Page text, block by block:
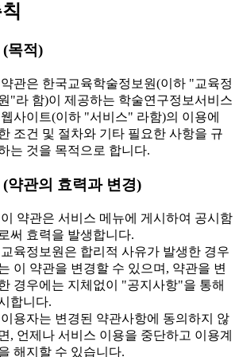
목적)
관은 한국교육학술정보원(이하 "교육정
"라 함)이 제공하는 학술연구정보서비스
사이트(이하 "서비스" 라함)의 이용에
조건 및 절차와 기타 필요한 사항을 규
는 것을 목적으로 합니다.
약관의 효력과 변경)
약관은 서비스 메뉴에 게시하여 공시함
써 효력을 발생합니다.
육정보원은 합리적 사유가 발생한 경우
이 약관을 변경할 수 있으며, 약관을 변
경우에는 지체없이 "공지사항"을 통해
합니다.
용자는 변경된 약관사항에 동의하지 않
, 언제나 서비스 이용을 중단하고 이용계
해지할 수 있습니다.